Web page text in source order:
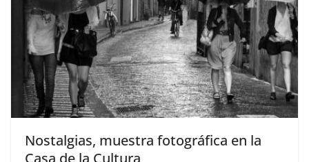
Nostalgias, muestra fotográfica en la
Casa de la Cultura